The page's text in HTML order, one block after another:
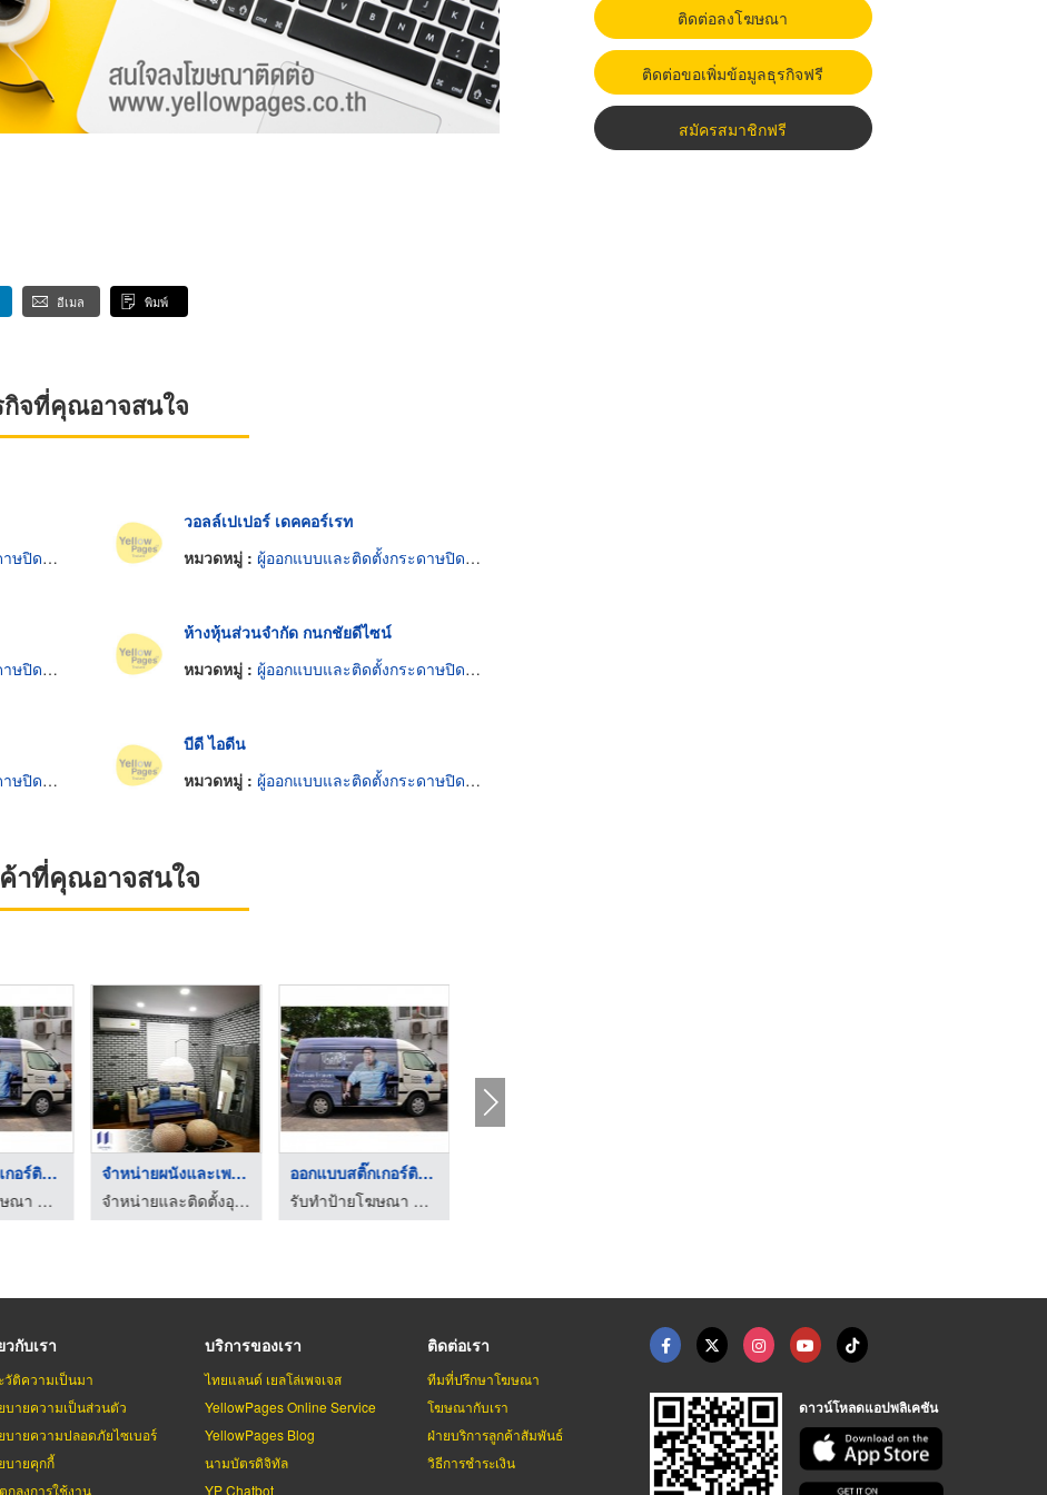
อีเมล พิมพ์
กิจที่คุณอาจสนใจ
าผนัง
วอลล์เปเปอร์ เดคคอร์เรท
หมวดหมู่ : ผู้ออกแบบและติดตั้งกระดาษปิดฝาผนัง
าผนัง
ห้างหุ้นส่วนจำกัด กนกชัยดีไซน์
หมวดหมู่ : ผู้ออกแบบและติดตั้งกระดาษปิดฝาผนัง
าผนัง
บีดี ไอดีน
หมวดหมู่ : ผู้ออกแบบและติดตั้งกระดาษปิดฝาผนัง
าที่คุณอาจสนใจ
ออกแบบสติ๊กเกอร์ติดต ...
รับทำป้ายโฆษณา ป้ายไวนิล รับทำสติกเกอร์ติดผลิตภัณฑ์ นวมินทร์
จำหน่ายผนังและเพดานก ...
จำหน่ายและติดตั้งอุปกรณ์ห้องเย็น - ไอโซ พาแนล
ออกแบบสติ๊กเกอร์ติดต ...
รับทำป้ายโฆษณา ป้ายไวนิล รับทำสติกเกอร์ติดผลิตภัณฑ์ นวมินทร์
ติดต่อลงโฆษณา
ติดต่อขอเพิ่มข้อมูลธุรกิจฟรี
สมัครสมาชิกฟรี
วกับเรา
วัติความเป็นมา
บายความเป็นส่วนตัว
บายความปลอดภัยไซเบอร์
บายคุกกี้
กลงการใช้งาน
บริการของเรา
ไทยแลนด์ เยลโล่เพจเจส
YellowPages Online Service
YellowPages Blog
นามบัตรดิจิทัล
YP Chatbot
ติดต่อเรา
ทีมที่ปรึกษาโฆษณา
โฆษณากับเรา
ฝ่ายบริการลูกค้าสัมพันธ์
วิธีการชำระเงิน
ดาวน์โหลดแอปพลิเคชัน